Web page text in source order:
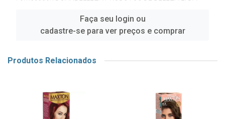
Faça seu login ou
cadastre-se para ver preços e comprar
Produtos Relacionados